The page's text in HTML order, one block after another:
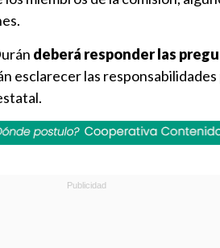
deberá responder las
esclarecer las